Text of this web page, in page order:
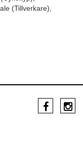
(Tillverkare)